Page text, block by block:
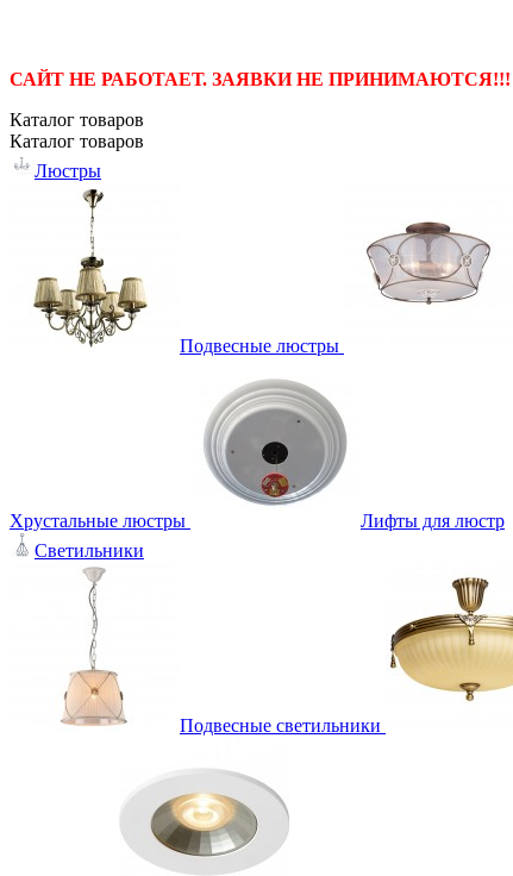
САЙТ НЕ РАБОТАЕТ. ЗАЯВКИ НЕ ПРИНИМАЮТСЯ!!!
Каталог товаров
Каталог товаров
Люстры
Подвесные люстры
Хрустальные люстры
Лифты для люстр
Светильники
Подвесные светильники